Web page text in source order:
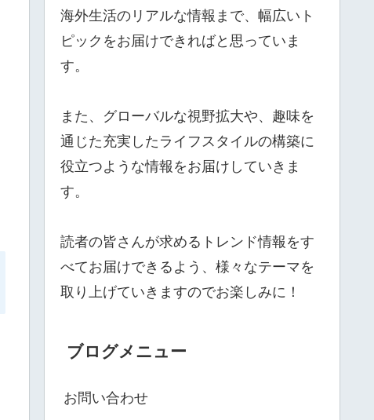
海外生活のリアルな情報まで、幅広いト
ピックをお届けできればと思っていま
す。
また、グローバルな視野拡大や、趣味を
通じた充実したライフスタイルの構築に
役立つような情報をお届けしていきま
す。
読者の皆さんが求めるトレンド情報をす
べてお届けできるよう、様々なテーマを
取り上げていきますのでお楽しみに！
ブログメニュー
お問い合わせ